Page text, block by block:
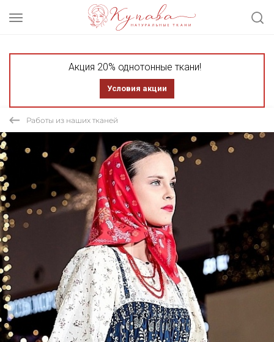
Акция 20% однотонные ткани!
Условия акции
Работы из наших тканей